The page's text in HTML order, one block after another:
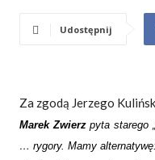
Udostępnij
Za zgodą Jerzego
Marek Zwierzpyta starego
… rygory. Mamy